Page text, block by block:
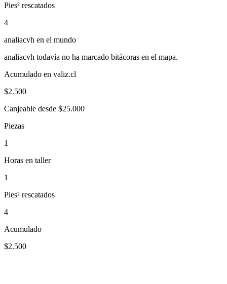
Pies² rescatados
4
analiacvh en el mundo
analiacvh todavía no ha marcado bitácoras en el mapa.
Acumulado en valiz.cl
$2.500
Canjeable desde $25.000
Piezas
1
Horas en taller
1
Pies² rescatados
4
Acumulado
$2.500